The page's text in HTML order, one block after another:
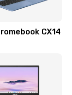
CX14